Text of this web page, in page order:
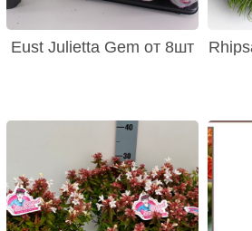
Eust Julietta Gem от 8шт